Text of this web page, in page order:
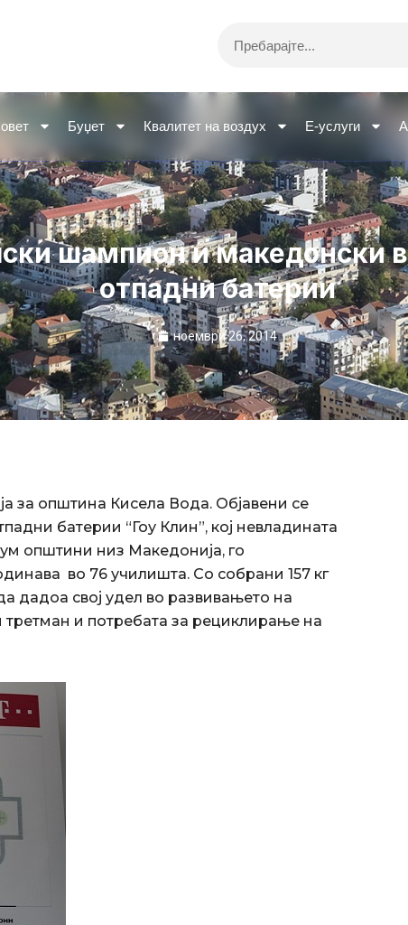
Буџет Квалитет на воздух Е-услуги
шампион и македонски
отпадни батерии
ноември 26, 2014
за општина Кисела Вода. Објавени се
батерии “Гоу Клин”, кој невладината
општини низ Македонија, го
во 76 училишта. Со собрани 157 кг
дадоа свој удел во развивањето на
третман и потребата за рециклирање на